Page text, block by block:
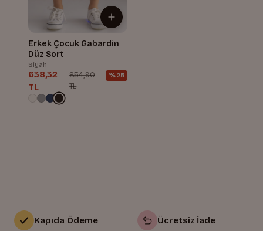
Erkek Çocuk Gabardin
Düz Sort
Siyah
638,32
TL
854,90
TL
%25
Kapıda Ödeme Ücretsiz İade